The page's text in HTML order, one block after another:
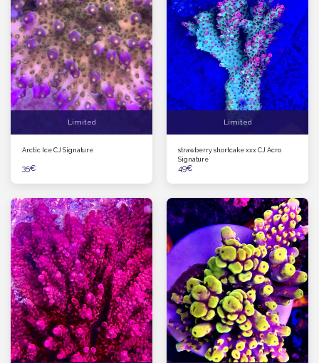
Limited
Arctic Ice CJ Signature
35€
Limited
strawberry shortcake xxx CJ Acro
Signature
49€